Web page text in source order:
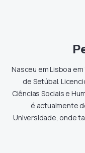
Nasceu em Lisboa
de Setúbal.
Ciências Sociais e
é actualmente
Universidade, onde